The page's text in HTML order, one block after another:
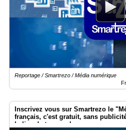
Reportage / Smartrezo / Média numérique
Inscrivez vous sur Smartrezo le
français, c'est gratuit, sans
balise de traçage !